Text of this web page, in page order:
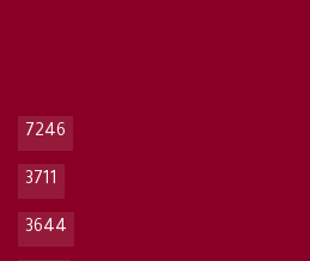
7246
3711
3644